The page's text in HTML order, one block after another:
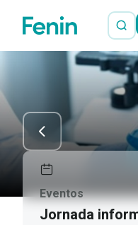
Eventos
Jornada